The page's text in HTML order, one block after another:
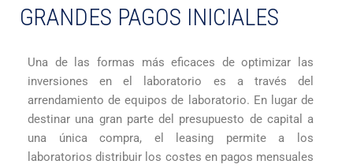
GRANDES PAGOS INICIALES
Una de las formas más eficaces de optimizar las
inversiones en el laboratorio es a través del
arrendamiento de equipos de laboratorio. En lugar de
destinar una gran parte del presupuesto de capital a
una única compra, el leasing permite a los
laboratorios distribuir los costes en pagos mensuales